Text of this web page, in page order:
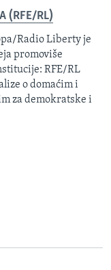
(RFE/RL)
Radio Liberty je
promoviše
RFE/RL
o domaćim i
za demokratske i